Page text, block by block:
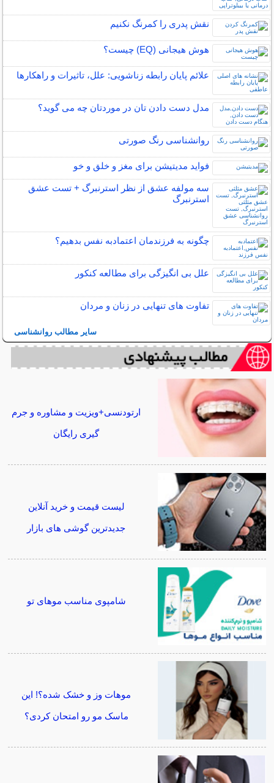
نقش پدری را کمرنگ نکنیم
هوش هیجانی (EQ) چیست؟
علائم پایان رابطه زناشویی: علل، تاثیرات و راهکارها
مدل دست دادن تان در موردتان چه می گوید؟
روانشناسی رنگ صورتی
فواید مدیتیشن برای مغز و خلق و خو
سه مولفه عشق از نظر استرنبرگ + تست عشق
استرنبرگ
چگونه به فرزندمان اعتمادبه نفس بدهیم؟
علل بی انگیزگی برای مطالعه کنکور
تفاوت های تنهایی در زنان و مردان
سایر مطالب روانشناسی
ارتودنسی+ویزیت و مشاوره و جرم
گیری رایگان
لیست قیمت و خرید آنلاین
جدیدترین گوشی های بازار
شامپوی مناسب موهای تو
موهات وز و خشک شده؟! این
ماسک مو رو امتحان کردی؟